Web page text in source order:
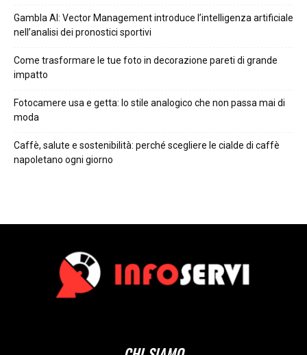
Gambla AI: Vector Management introduce l’intelligenza artificiale
nell’analisi dei pronostici sportivi
Come trasformare le tue foto in decorazione pareti di grande
impatto
Fotocamere usa e getta: lo stile analogico che non passa mai di
moda
Caffè, salute e sostenibilità: perché scegliere le cialde di caffè
napoletano ogni giorno